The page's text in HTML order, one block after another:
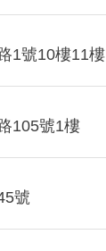
1號10樓11樓
105號1樓
號